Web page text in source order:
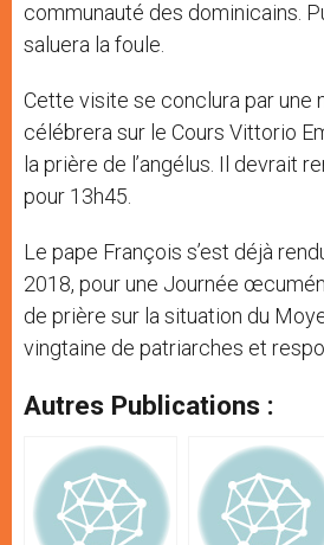
communauté des dominicains.
saluera la foule.
Cette visite se conclura par une
célébrera sur le Cours Vittorio
la prière de l’angélus. Il devrait
pour 13h45.
Le pape François s’est déjà
2018, pour une Journée
de prière sur la situation du
vingtaine de patriarches et
Autres Publications :